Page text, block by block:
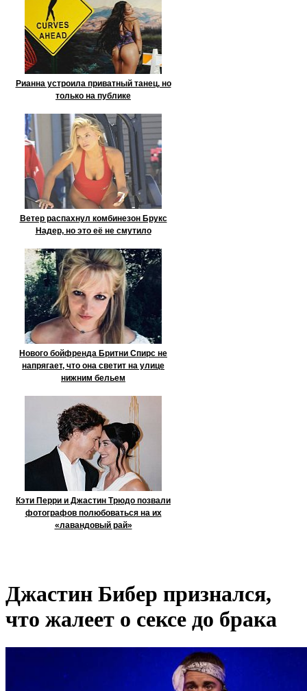
Рианна устроила приватный танец, но
только на публике
Ветер распахнул комбинезон Брукс
Надер, но это её не смутило
Нового бойфренда Бритни Спирс не
напрягает, что она светит на улице
нижним бельем
Кэти Перри и Джастин Трюдо позвали
фотографов полюбоваться на их
«лавандовый рай»
Джастин Бибер признался,
что жалеет о сексе до брака